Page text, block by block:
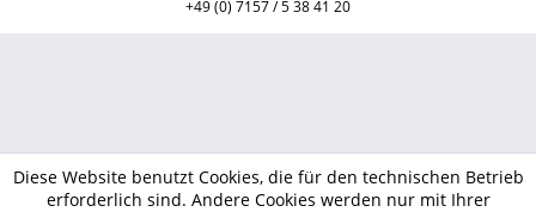
+49 (0) 7157 / 5 38 41 20
Diese Website benutzt Cookies, die für den technischen Betrieb
erforderlich sind. Andere Cookies werden nur mit Ihrer